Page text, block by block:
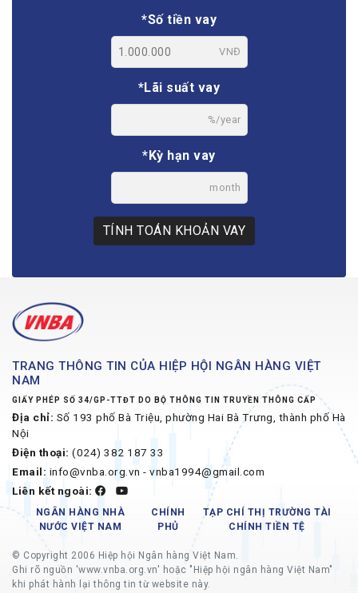
*Số tiền vay
VNĐ
*Lãi suất vay
%/year
*Kỳ hạn vay
month
TÍNH TOÁN KHOẢN VAY
TRANG THÔNG TIN CỦA HIỆP HỘI NGÂN HÀNG VIỆT
NAM
GIẤY PHÉP SỐ 34/GP-TTĐT DO BỘ THÔNG TIN TRUYỀN THÔNG CẤP
Địa chỉ: Số 193 phố Bà Triệu, phường Hai Bà Trưng, thành phố Hà
Nội
Điện thoại: (024) 382 187 33
Email: info@vnba.org.vn - vnba1994@gmail.com
Liên kết ngoài:
NGÂN HÀNG NHÀ
NƯỚC VIỆT NAM
CHÍNH
PHỦ
TẠP CHÍ THỊ TRƯỜNG TÀI
CHÍNH TIỀN TỆ
© Copyright 2006 Hiệp hội Ngân hàng Việt Nam.
Ghi rõ nguồn 'www.vnba.org.vn' hoặc "Hiệp hội ngân hàng Việt Nam"
khi phát hành lại thông tin từ website này.